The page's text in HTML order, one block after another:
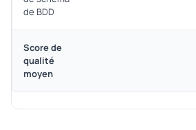
de BDD
Score de
qualité
moyen